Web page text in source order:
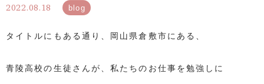
2022.08.18 blog
タイトルにもある通り、岡山県倉敷市にある、
青陵高校の生徒さんが、私たちのお仕事を勉強しに